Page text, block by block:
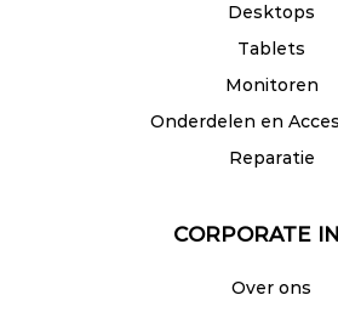
Desktops
Tablets
Monitoren
Onderdelen en
Reparatie
CORPORATE
Over ons